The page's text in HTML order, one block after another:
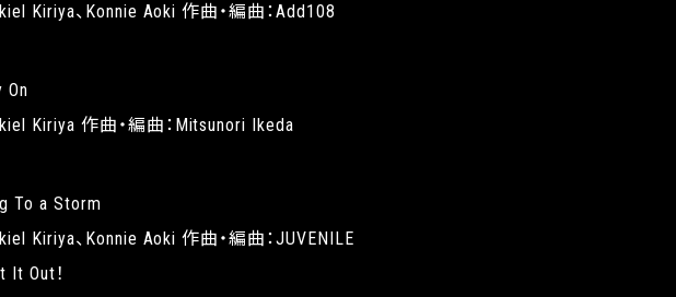
Kiriya、Konnie Aoki 作曲・編曲：Add108
On
Kiriya 作曲・編曲：Mitsunori Ikeda
To a Storm
Kiriya、Konnie Aoki 作曲・編曲：JUVENILE
It Out！